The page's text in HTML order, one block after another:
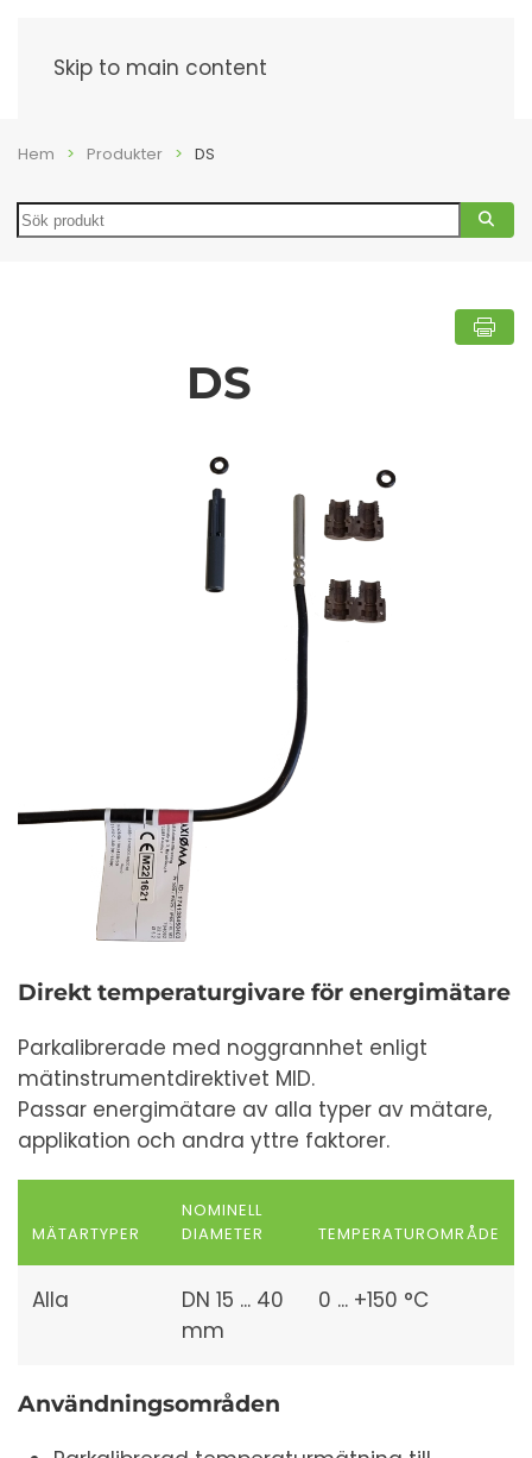
Skip to main content
Hem Produkter DS
Search
DS
Direkt temperaturgivare för energimätare
Parkalibrerade med noggrannhet enligt
mätinstrumentdirektivet MID.
Passar energimätare av alla typer av mätare,
applikation och andra yttre faktorer.
MÄTARTYPER
NOMINELL
DIAMETER
TEMPERATUROMRÅDE
Alla
DN 15 ... 40
mm
0 ... +150 °C
Användningsområden